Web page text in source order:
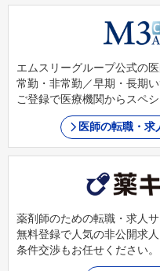
エムスリーグループ公式の
常勤・非常勤／早期・長期い
ご登録で医療機関からスペ
医師の転職・求
薬剤師のための転職・求人
無料登録で人気の非公開求
条件交渉もお任せください。